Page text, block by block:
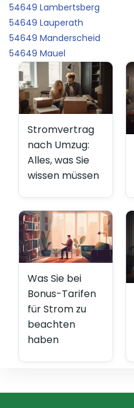
54649 Lambertsberg
54649 Lauperath
54649 Manderscheid
54649 Mauel
Stromvertrag
nach Umzug:
Alles, was Sie
wissen müssen
Was Sie bei
Bonus-Tarifen
für Strom zu
beachten
haben